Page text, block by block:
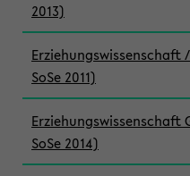
2013)
Erziehungswissenschaft
SoSe 2011)
Erziehungswissenschaft
SoSe 2014)